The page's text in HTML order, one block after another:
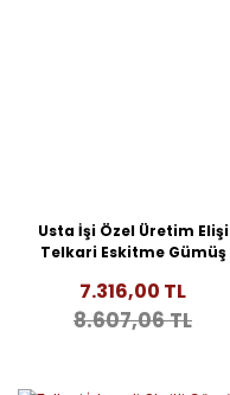
Usta İşi Özel Üretim Elişi
Telkari Eskitme Gümüş
7.316,00 TL
8.607,06 TL